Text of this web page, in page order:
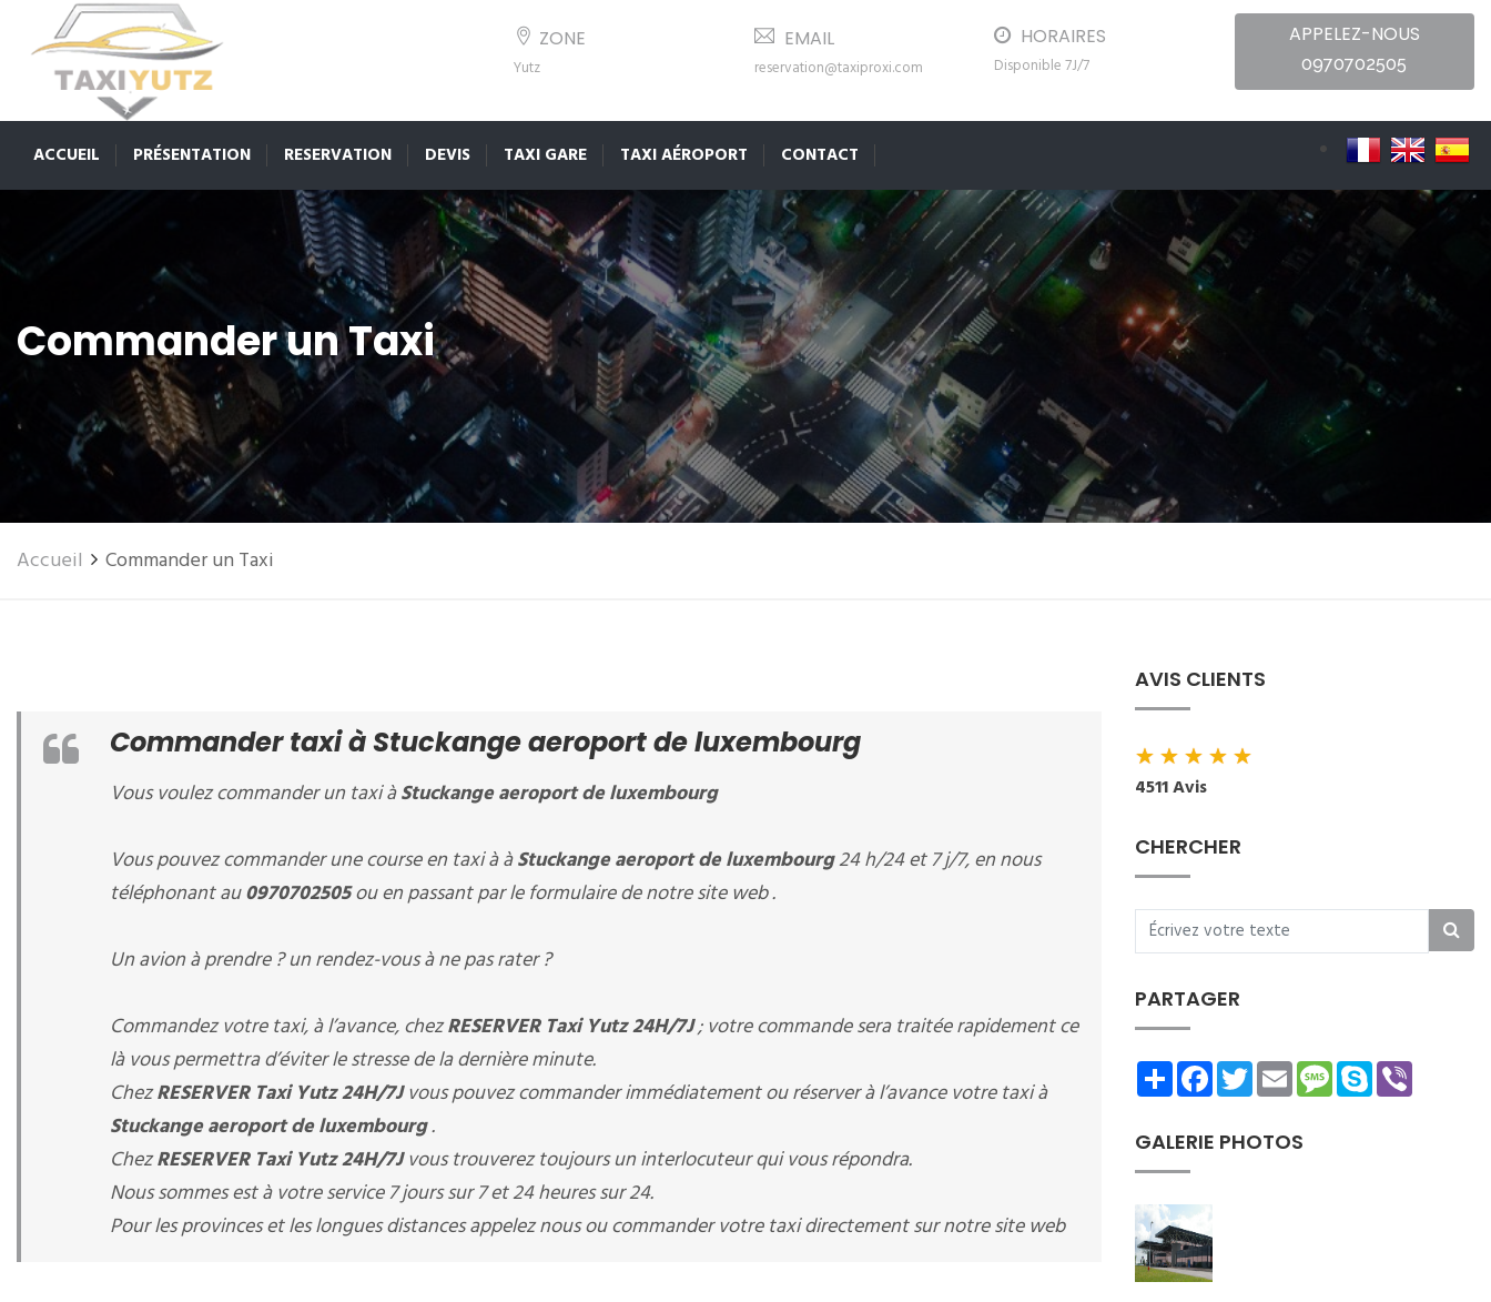
ZONE
Yutz
EMAIL
reservation@taxiproxi.com
HORAIRES
Disponible 7J/7
APPELEZ-NOUS
0970702505
ACCUEIL PRÉSENTATION RESERVATION DEVIS TAXI GARE TAXI AÉROPORT CONTACT
Commander un Taxi
Accueil Commander un Taxi
Commander taxi à Stuckange aeroport de luxembourg
Vous voulez commander un taxi àStuckange aeroport de luxembourg
Vous pouvez commander une course en taxi à àStuckange aeroport de luxembourg24 h/24 et 7 j/7, en nous
téléphonant au0970702505ou en passant par le formulaire de notre site web .
Un avion à prendre ? un rendez-vous à ne pas rater ?
Commandez votre taxi, à l’avance, chezRESERVER Taxi Yutz 24H/7J; votre commande sera traitée rapidement ce
là vous permettra d’éviter le stresse de la dernière minute.
ChezRESERVER Taxi Yutz 24H/7Jvous pouvez commander immédiatement ou réserver à l’avance votre taxi à
Stuckange aeroport de luxembourg.
ChezRESERVER Taxi Yutz 24H/7Jvous trouverez toujours un interlocuteur qui vous répondra.
Nous sommes est à votre service 7 jours sur 7 et 24 heures sur 24.
Pour les provinces et les longues distances appelez nous ou commander votre taxi directement sur notre site web
AVIS CLIENTS
★★★★★
4511 Avis
CHERCHER
PARTAGER
ShareFacebookTwitterEmailMessage
Skype
GALERIE PHOTOS